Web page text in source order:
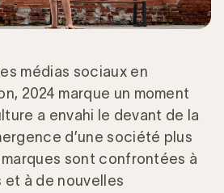
médias sociaux en
2024 marque un moment
a envahi le devant de la
d’une société plus
sont confrontées à
et à de nouvelles